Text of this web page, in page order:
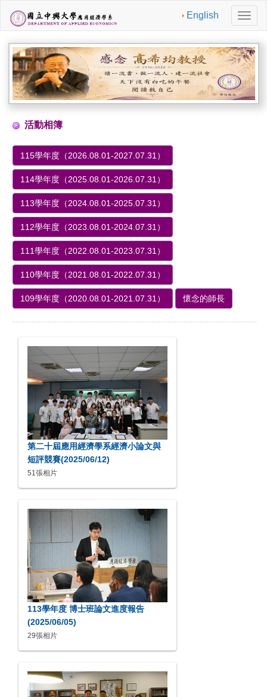
English
切
換
導
航
活動相簿
115學年度（2026.08.01-2027.07.31）
114學年度（2025.08.01-2026.07.31）
113學年度（2024.08.01-2025.07.31）
112學年度（2023.08.01-2024.07.31）
111學年度（2022.08.01-2023.07.31）
110學年度（2021.08.01-2022.07.31）
109學年度（2020.08.01-2021.07.31） 懷念的師長
第二十屆應用經濟學系經濟小論文與
短評競賽(2025/06/12)
51張相片
113學年度 博士班論文進度報告
(2025/06/05)
29張相片